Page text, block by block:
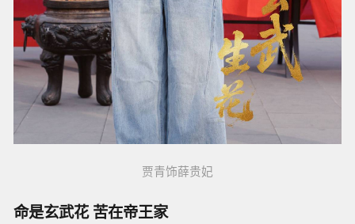
贾青饰薛贵妃
命是玄武花 苦在帝王家